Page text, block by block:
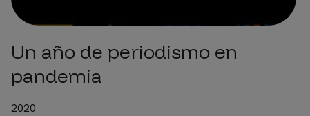
Un año de periodismo en
pandemia
2020